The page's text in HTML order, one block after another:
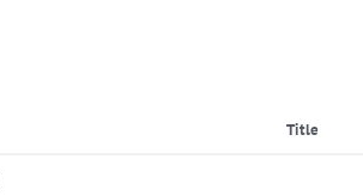
Title